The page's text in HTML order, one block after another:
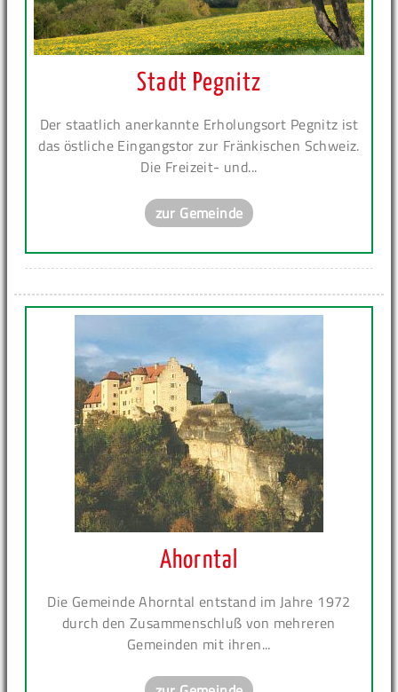
Stadt Pegnitz
Der staatlich anerkannte Erholungsort Pegnitz ist
das östliche Eingangstor zur Fränkischen Schweiz.
Die Freizeit- und...
zur Gemeinde
Ahorntal
Die Gemeinde Ahorntal entstand im Jahre 1972
durch den Zusammenschluß von mehreren
Gemeinden mit ihren...